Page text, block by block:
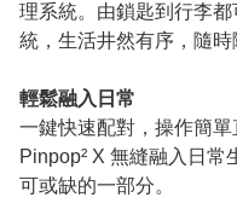
理系統。由鎖匙到行李
統，生活井然有序，隨時
輕鬆融入日常
一鍵快速配對，操作簡單
Pinpop² X 無縫融入日
可或缺的一部分。